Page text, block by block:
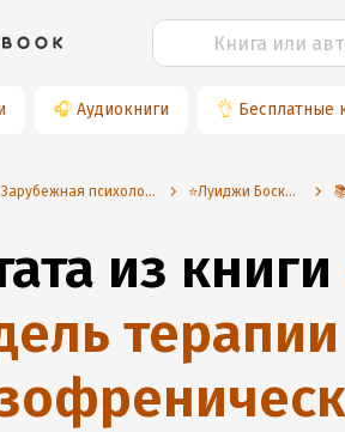
🎧 Аудиокниги 👌 Бесплатные
Зарубежная психология ⭐️Луиджи Босколо
из книги